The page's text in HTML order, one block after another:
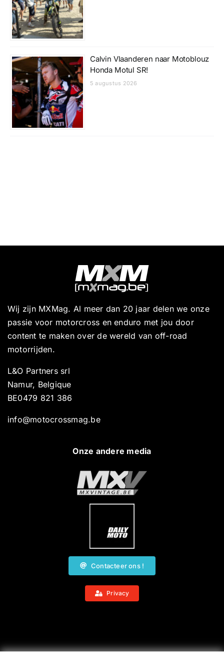
Calvin Vlaanderen naar Motoblouz
Honda Motul SR!
5 augustus 2026
Wij zijn MXMag. Al meer dan 20 jaar delen we onze
passie voor motorcross en enduro met jou door
content te maken over de wereld van off-road
motorrijden.
L&O Partners srl
Namur, Belgique
BE0479 821 386
info@motocrossmag.be
Onze andere media
Contacteer ons !
Privacy